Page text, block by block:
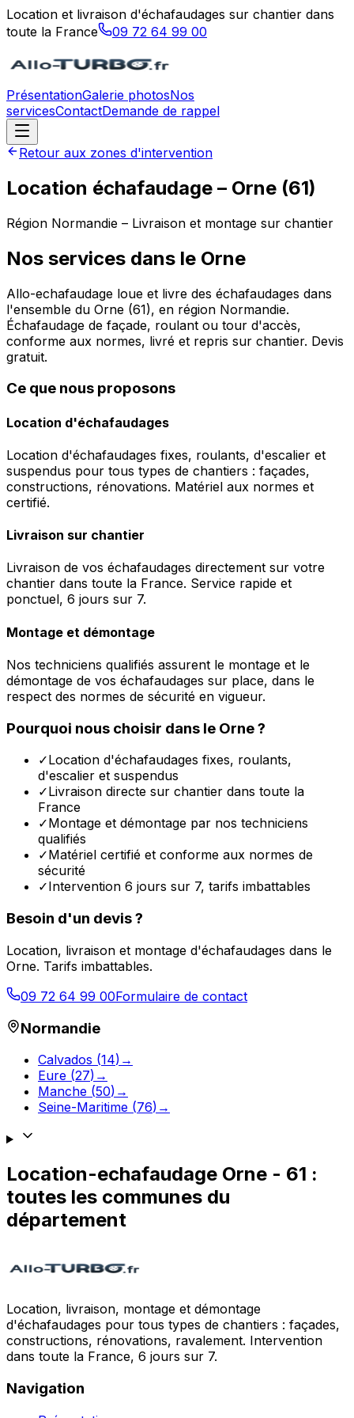
Location et livraison d'échafaudages sur chantier dans
toute la France
09 72 64 99 00
PrésentationGalerie photosNos
servicesContactDemande de rappel
Retour aux zones d'intervention
Location échafaudage – Orne (61)
Région Normandie – Livraison et montage sur chantier
Nos services dans le Orne
Allo-echafaudage loue et livre des échafaudages dans
l'ensemble du Orne (61), en région Normandie.
Échafaudage de façade, roulant ou tour d'accès,
conforme aux normes, livré et repris sur chantier. Devis
gratuit.
Ce que nous proposons
Location d'échafaudages
Location d'échafaudages fixes, roulants, d'escalier et
suspendus pour tous types de chantiers : façades,
constructions, rénovations. Matériel aux normes et
certifié.
Livraison sur chantier
Livraison de vos échafaudages directement sur votre
chantier dans toute la France. Service rapide et
ponctuel, 6 jours sur 7.
Montage et démontage
Nos techniciens qualifiés assurent le montage et le
démontage de vos échafaudages sur place, dans le
respect des normes de sécurité en vigueur.
Pourquoi nous choisir dans le Orne?
✓Location d'échafaudages fixes, roulants,
d'escalier et suspendus
✓Livraison directe sur chantier dans toute la
France
✓Montage et démontage par nos techniciens
qualifiés
✓Matériel certifié et conforme aux normes de
sécurité
✓Intervention 6 jours sur 7, tarifs imbattables
Besoin d'un devis ?
Location, livraison et montage d'échafaudages dans le
Orne. Tarifs imbattables.
09 72 64 99 00Formulaire de contact
Normandie
Calvados (14) →
Eure (27) →
Manche (50) →
Seine-Maritime (76) →
Location-echafaudage Orne - 61 :
toutes les communes du
département
Location, livraison, montage et démontage
d'échafaudages pour tous types de chantiers : façades,
constructions, rénovations, ravalement. Intervention
dans toute la France, 6 jours sur 7.
Navigation